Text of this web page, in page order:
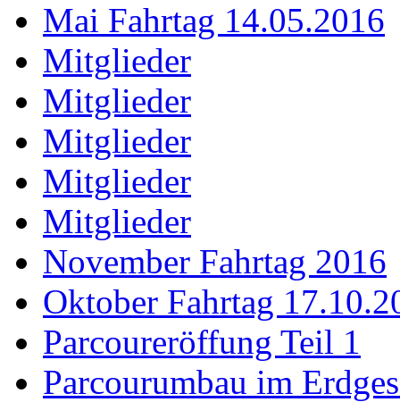
Mai Fahrtag 14.05.2016
Mitglieder
Mitglieder
Mitglieder
Mitglieder
Mitglieder
November Fahrtag 2016
Oktober Fahrtag
Parcoureröffung Teil 1
Parcourumbau im